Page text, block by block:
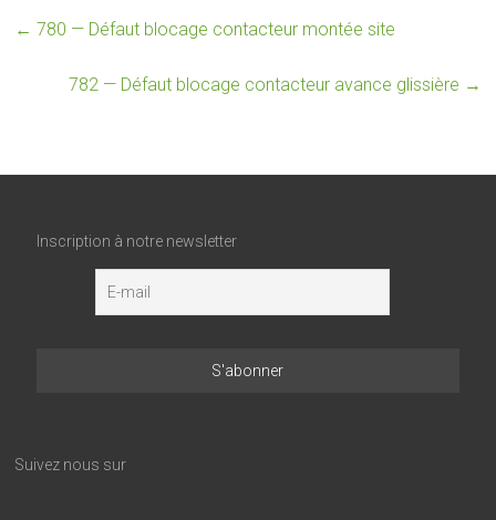
← 780 — Défaut blocage contacteur montée site
782 — Défaut blocage contacteur avance glissière →
Inscription à notre newsletter
Suivez nous sur